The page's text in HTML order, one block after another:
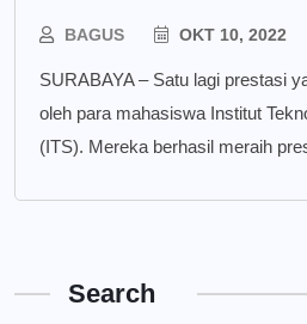
BAGUS OKT 10, 2022
SURABAYA – Satu lagi prestasi
oleh para mahasiswa Institut
(ITS). Mereka berhasil meraih
Search